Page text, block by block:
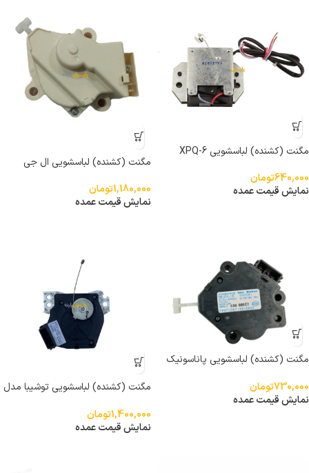
مگنت (کشنده) لباسشویی XPQ-6
640,000تومان
نمایش قیمت عمده
مگنت (کشنده) لباسشویی ال جی
1,180,000تومان
نمایش قیمت عمده
مگنت (کشنده) لباسشویی پاناسونیک
730,000تومان
نمایش قیمت عمده
مگنت (کشنده) لباسشویی توشیبا مدل
1,400,000تومان
نمایش قیمت عمده